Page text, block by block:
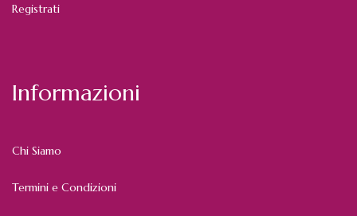
Registrati
Informazioni
Chi Siamo
Termini e Condizioni